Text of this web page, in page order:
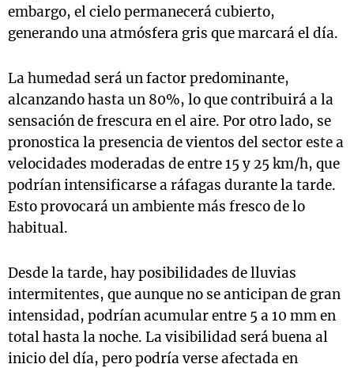
embargo, el cielo permanecerá cubierto,
generando una atmósfera gris que marcará el día.
La humedad será un factor predominante,
alcanzando hasta un 80%, lo que contribuirá a la
sensación de frescura en el aire. Por otro lado, se
pronostica la presencia de vientos del sector este a
velocidades moderadas de entre 15 y 25 km/h, que
podrían intensificarse a ráfagas durante la tarde.
Esto provocará un ambiente más fresco de lo
habitual.
Desde la tarde, hay posibilidades de lluvias
intermitentes, que aunque no se anticipan de gran
intensidad, podrían acumular entre 5 a 10 mm en
total hasta la noche. La visibilidad será buena al
inicio del día, pero podría verse afectada en